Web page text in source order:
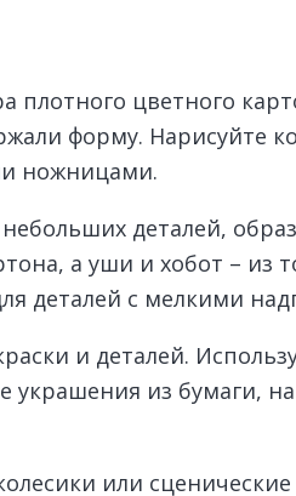
цветного
форму. Нарисуйте
ножницами.
деталей,
а уши и хобот –
деталей с мелкими
и деталей.
украшения из бумаги,
или